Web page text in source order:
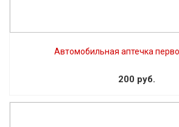
Автомобильная аптечка
200 руб.